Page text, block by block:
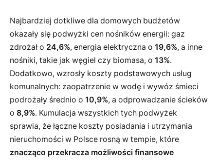
Najbardziej dotkliwe dla domowych budżetów
okazały się podwyżki cen nośników energii: gaz
zdrożał o 24,6%, energia elektryczna o 19,6%, a inne
nośniki, takie jak węgiel czy biomasa, o 13%.
Dodatkowo, wzrosły koszty podstawowych usług
komunalnych: zaopatrzenie w wodę i wywóz śmieci
podrożały średnio o 10,9%, a odprowadzanie ścieków
o 8,9%. Kumulacja wszystkich tych podwyżek
sprawia, że łączne koszty posiadania i utrzymania
nieruchomości w Polsce rosną w tempie, które
znacząco przekracza możliwości finansowe